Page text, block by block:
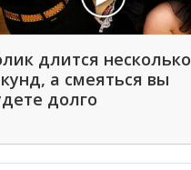
длится несколько
а смеяться вы
долго